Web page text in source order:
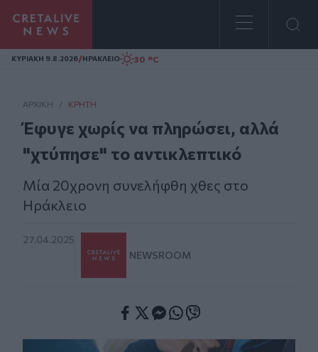
Homepage
ΚΥΡΙΑΚΗ 9.8.2026/ΗΡΑΚΛΕΙΟ 30 °C
ΑΡΧΙΚΗ / ΚΡΉΤΗ
Έφυγε χωρίς να πληρώσει, αλλά
"χτύπησε" το αντικλεπτικό
Μία 20χρονη συνελήφθη χθες στο
Ηράκλειο
27.04.2025
NEWSROOM